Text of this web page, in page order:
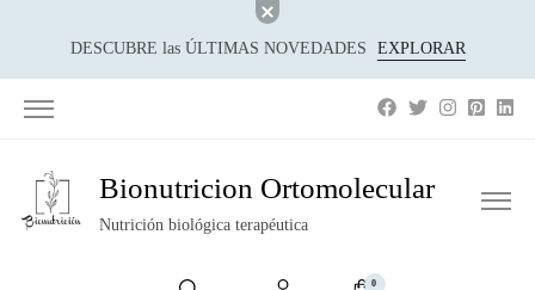
DESCUBRE las ÚLTIMAS NOVEDADES EXPLORAR
Bionutricion Ortomolecular
Nutrición biológica terapéutica
0